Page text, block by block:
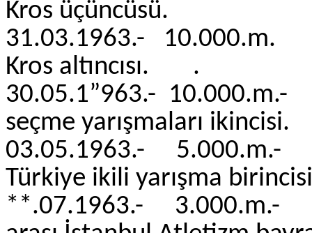
Kros üçüncüsü.
31.03.1963.-
Kros altıncısı.
30.05.1”963.-
seçme yarışmaları
03.05.1963.-
Türkiye ikili yarışma
**.07.1963.-